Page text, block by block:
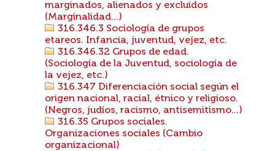
marginados, alienados y excluidos
(Marginalidad...)
316.346.3 Sociología de grupos
etareos. Infancia, juventud, vejez, etc.
316.346.32 Grupos de edad.
(Sociología de la Juventud, sociología de
la vejez, etc.)
316.347 Diferenciación social según el
origen nacional, racial, étnico y religioso.
(Negros, judíos, racismo, antisemitismo...)
316.35 Grupos sociales.
Organizaciones sociales (Cambio
organizacional)